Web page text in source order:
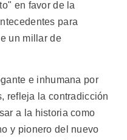
en favor de la
para
un millar de
e inhumana por
refleja la contradicción
a la historia como
y pionero del nuevo